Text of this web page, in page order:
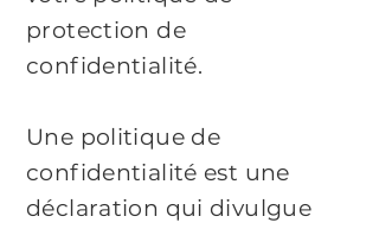
protection de
confidentialité.
Une politique de
confidentialité est une
déclaration qui divulgue